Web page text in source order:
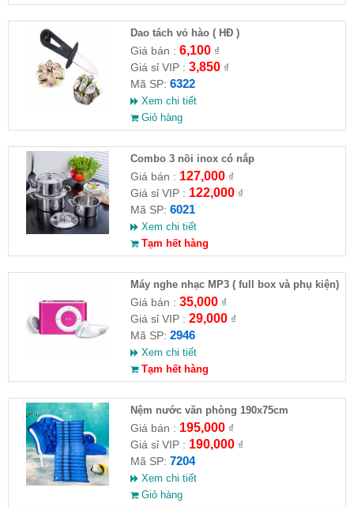
Dao tách vỏ hào ( HĐ )
Giá bán : 6,100₫
Giá sỉ VIP : 3,850₫
Mã SP: 6322
Xem chi tiết
Giỏ hàng
Combo 3 nồi inox có nắp
Giá bán : 127,000₫
Giá sỉ VIP : 122,000₫
Mã SP: 6021
Xem chi tiết
Tạm hết hàng
Máy nghe nhạc MP3 ( full box và phụ kiện)
Giá bán : 35,000₫
Giá sỉ VIP : 29,000₫
Mã SP: 2946
Xem chi tiết
Tạm hết hàng
Nệm nước văn phòng 190x75cm
Giá bán : 195,000₫
Giá sỉ VIP : 190,000₫
Mã SP: 7204
Xem chi tiết
Giỏ hàng